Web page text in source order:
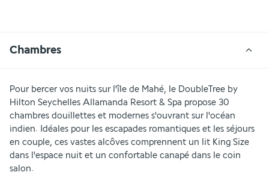
Chambres
Pour bercer vos nuits sur l'île de Mahé, le DoubleTree by
Hilton Seychelles Allamanda Resort & Spa propose 30
chambres douillettes et modernes s'ouvrant sur l'océan
indien. Idéales pour les escapades romantiques et les séjours
en couple, ces vastes alcôves comprennent un lit King Size
dans l'espace nuit et un confortable canapé dans le coin
salon.